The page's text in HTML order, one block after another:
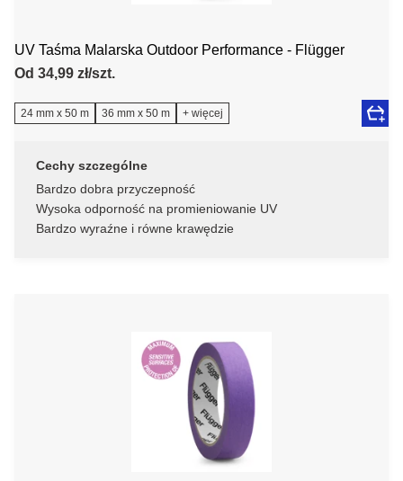
UV Taśma Malarska Outdoor Performance - Flügger
Od 34,99 zł/szt.
24 mm x 50 m 36 mm x 50 m + więcej
Cechy szczególne
Bardzo dobra przyczepność
Wysoka odporność na promieniowanie UV
Bardzo wyraźne i równe krawędzie